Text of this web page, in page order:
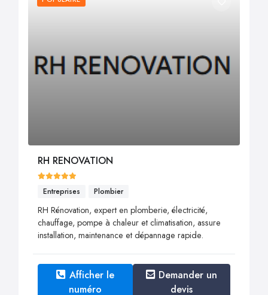
RH RENOVATION
Entreprises Plombier
RH Rénovation, expert en plomberie, électricité,
chauffage, pompe à chaleur et climatisation, assure
installation, maintenance et dépannage rapide.
Afficher le
numéro
Demander un
devis